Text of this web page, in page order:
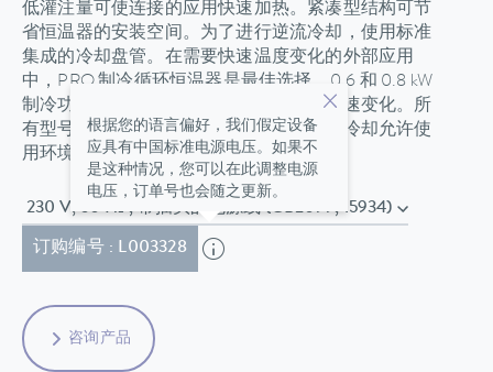
低灌注量可使连接的应用快速加热。紧凑型结构可节
省恒温器的安装空间。为了进行逆流冷却，使用标准
集成的冷却盘管。在需要快速温度变化的外部应用
中，PRO 制冷循环恒温器是最佳选择。0.6 和 0.8 kW
制冷功率以及非常低的灌注量使得温度快速变化。所
有型号均配备压力抽气泵。制冷机的混合冷却允许使
用环境空气冷却或额外使用冷却水冷却。
230 V; 50 Hz , 带插头的电源线 (GB2099, 15934)
订购编号 : L003328
根据您的语言偏好，我们假定设备
应具有中国标准电源电压。如果不
是这种情况，您可以在此调整电源
电压，订单号也会随之更新。
咨询产品